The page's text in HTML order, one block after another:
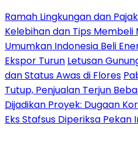
Ramah Lingkungan dan
Kelebihan dan Tips Membeli
Umumkan Indonesia Beli
Ekspor Turun Letusan
dan Status Awas di Flores
Tutup, Penjualan Terjun
Dijadikan Proyek: Dugaan
Eks Stafsus Diperiksa Pekan